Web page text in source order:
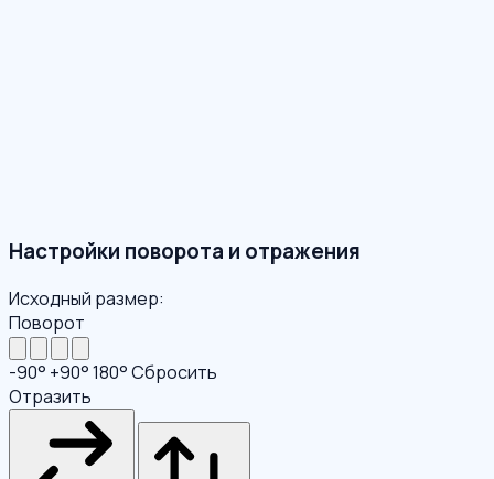
Настройки поворота и отражения
Исходный размер:
Поворот
-90° +90°180°Сбросить
Отразить